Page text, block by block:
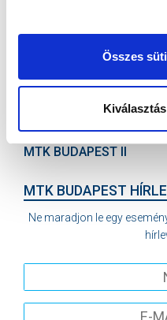
Összes
2026-
SÁNDOR KÁROLY
MTK BUDAPEST II
VS
MTK BUDAPEST
Ne maradjon le egy